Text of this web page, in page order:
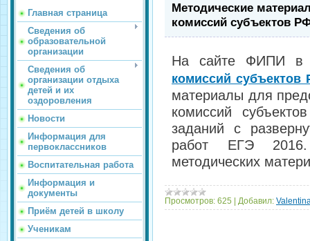
Главная страница
Сведения об
образовательной
организации
Сведения об
организации отдыха
детей и их
оздоровления
Новости
Информация для
первоклассников
Воспитательная работа
Информация и
документы
Приём детей в школу
Ученикам
Методические
комиссий субъектов
На сайте ФИПИ в
комиссий субъектов
материалы для
комиссий
заданий с
работ ЕГЭ 2016.
методических
Просмотров: 625 Добавил: